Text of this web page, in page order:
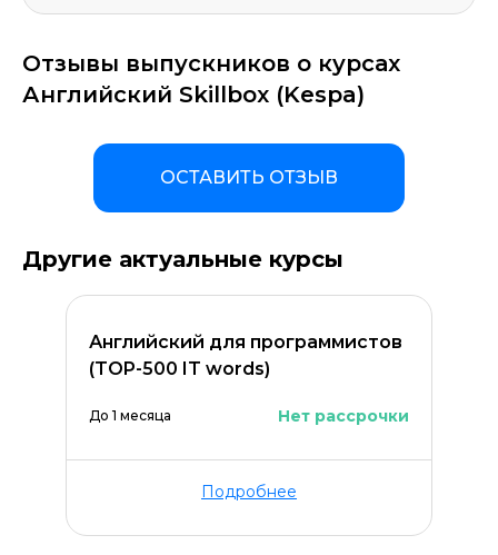
Отзывы выпускников о курсах
Английский Skillbox (Kespa)
ОСТАВИТЬ ОТЗЫВ
Другие актуальные курсы
Английский для программистов
(TOP-500 IT words)
До 1 месяца Нет рассрочки
Подробнее